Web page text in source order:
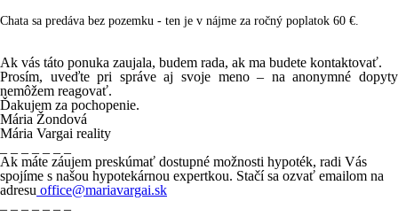
Chata sa predáva bez pozemku - ten je v nájme za ročný poplatok 60 €.
Ak vás táto ponuka zaujala, budem rada, ak ma budete kontaktovať.
Prosím, uveďte pri správe aj svoje meno – na anonymné dopyty
nemôžem reagovať.
Ďakujem za pochopenie.
Mária Žondová
Mária Vargai reality
Ak máte záujem preskúmať dostupné možnosti hypoték, radi Vás
spojíme s našou hypotekárnou expertkou. Stačí sa ozvať emailom na
adresu office@mariavargai.sk